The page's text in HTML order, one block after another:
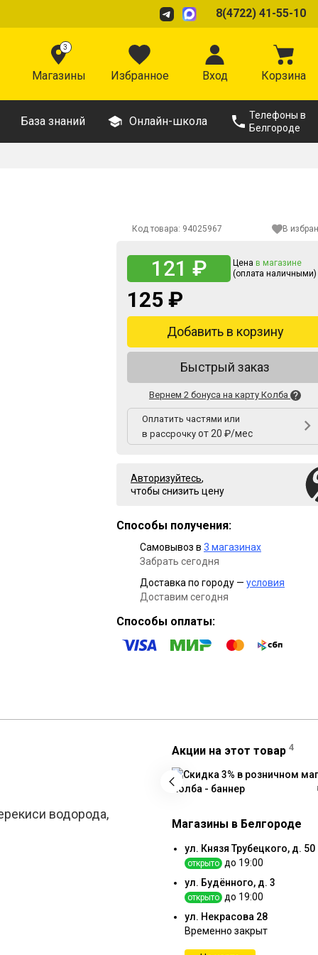
8(4722) 41-55-10
3
Магазины Избранное Вход Корзина
База знаний Онлайн-школа
Телефоны в
Белгороде
Код товара: 94025967 В
121 ₽ Цена в магазине
(оплата наличными)
125 ₽
Добавить в корзину
Быстрый заказ
Вернем 2 бонуса на карту Колба
Оплатить частями или
в рассрочку от 20 ₽/мес
Авторизуйтесь,
чтобы снизить цену
Способы получения:
Самовывоз в 3 магазинах
Забрать сегодня
Доставка по городу — условия
Доставим сегодня
Способы оплаты:
водорода,
Акции на этот товар 4
Магазины в Белгороде
ул. Князя Трубецкого, д. 50
открыто до 19:00
ул. Будённого, д. 3
открыто до 19:00
ул. Некрасова 28
Временно закрыт